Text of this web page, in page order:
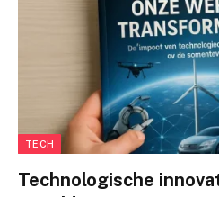
TECH
Technologische